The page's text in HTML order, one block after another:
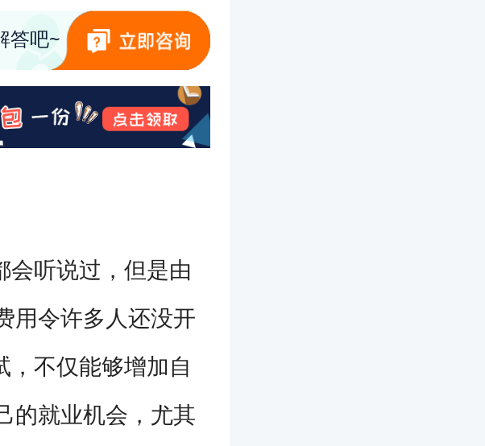
答吧~
听说过，但是由
用令许多人还没开
，不仅能够增加自
的就业机会，尤其